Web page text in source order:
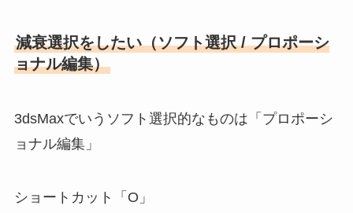
減衰選択をしたい（ソフト選択 / プロポーシ
ョナル編集）
3dsMaxでいうソフト選択的なものは「プロポーシ
ョナル編集」
ショートカット「O」